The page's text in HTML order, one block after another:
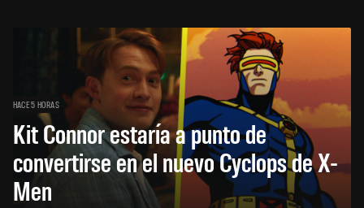
HACE 5 HORAS
Kit Connor estaría a punto de
convertirse en el nuevo Cyclops de X-
Men